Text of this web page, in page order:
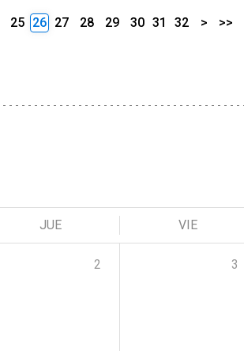
25 26 27 28 29 30 31 32 > >>
JUE VIE
2 3